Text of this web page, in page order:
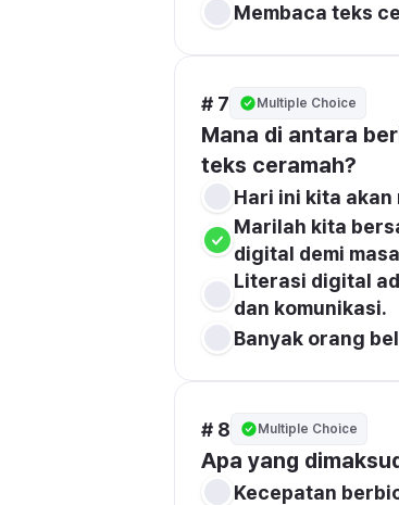
Membaca teks
# 7 Multiple Choice
Mana di antara
teks ceramah?
Hari ini kita
Marilah kita
digital demi
Literasi digital
dan komunikasi.
Banyak orang
# 8 Multiple Choice
Apa yang
Kecepatan